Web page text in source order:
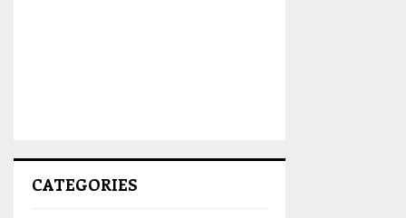
CATEGORIES